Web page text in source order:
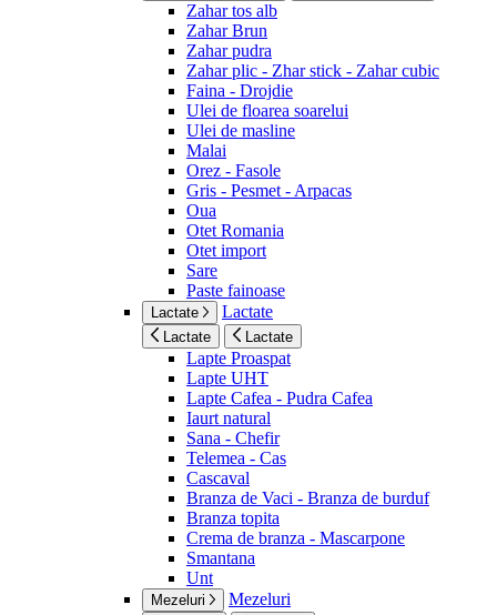
Zahar tos alb
Zahar Brun
Zahar pudra
Zahar plic - Zhar stick - Zahar cubic
Faina - Drojdie
Ulei de floarea soarelui
Ulei de masline
Malai
Orez - Fasole
Gris - Pesmet - Arpacas
Oua
Otet Romania
Otet import
Sare
Paste fainoase
Lactate Lactate
Lactate Lactate
Lapte Proaspat
Lapte UHT
Lapte Cafea - Pudra Cafea
Iaurt natural
Sana - Chefir
Telemea - Cas
Cascaval
Branza de Vaci - Branza de burduf
Branza topita
Crema de branza - Mascarpone
Smantana
Unt
Mezeluri Mezeluri